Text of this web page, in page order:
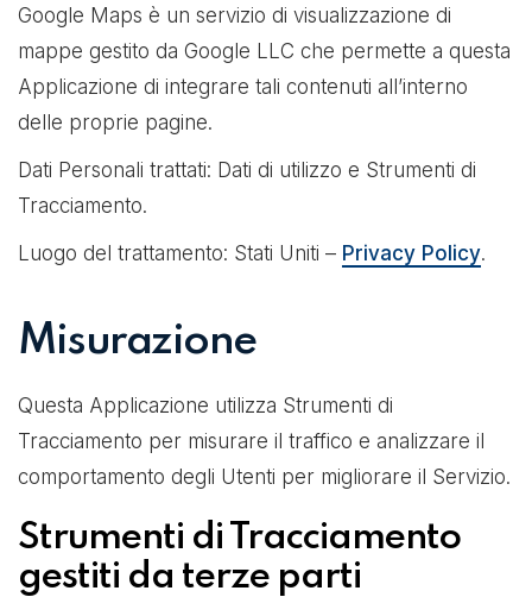
Google Maps è un servizio di visualizzazione di
mappe gestito da Google LLC che permette a questa
Applicazione di integrare tali contenuti all’interno
delle proprie pagine.
Dati Personali trattati: Dati di utilizzo e Strumenti di
Tracciamento.
Luogo del trattamento: Stati Uniti – Privacy Policy.
Misurazione
Questa Applicazione utilizza Strumenti di
Tracciamento per misurare il traffico e analizzare il
comportamento degli Utenti per migliorare il Servizio.
Strumenti di Tracciamento
gestiti da terze parti